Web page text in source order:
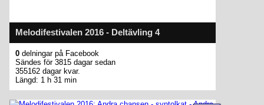
Melodifestivalen 2016 - Deltävling 4
0 delningar på Facebook
Sändes för 3815 dagar sedan
355162 dagar kvar.
Längd: 1 h 31 min